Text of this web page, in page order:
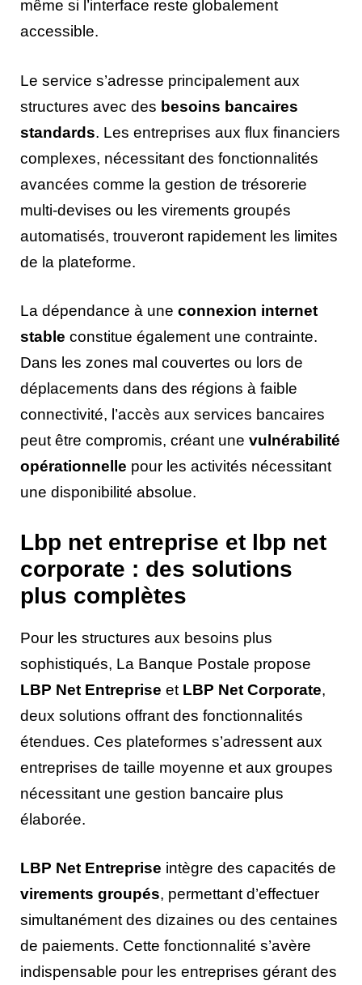
même si l’interface reste globalement
accessible.
Le service s’adresse principalement aux
structures avec des besoins bancaires
standards. Les entreprises aux flux financiers
complexes, nécessitant des fonctionnalités
avancées comme la gestion de trésorerie
multi-devises ou les virements groupés
automatisés, trouveront rapidement les limites
de la plateforme.
La dépendance à une connexion internet
stable constitue également une contrainte.
Dans les zones mal couvertes ou lors de
déplacements dans des régions à faible
connectivité, l’accès aux services bancaires
peut être compromis, créant une vulnérabilité
opérationnelle pour les activités nécessitant
une disponibilité absolue.
Lbp net entreprise et lbp net
corporate : des solutions
plus complètes
Pour les structures aux besoins plus
sophistiqués, La Banque Postale propose
LBP Net Entreprise et LBP Net Corporate,
deux solutions offrant des fonctionnalités
étendues. Ces plateformes s’adressent aux
entreprises de taille moyenne et aux groupes
nécessitant une gestion bancaire plus
élaborée.
LBP Net Entreprise intègre des capacités de
virements groupés, permettant d’effectuer
simultanément des dizaines ou des centaines
de paiements. Cette fonctionnalité s’avère
indispensable pour les entreprises gérant des